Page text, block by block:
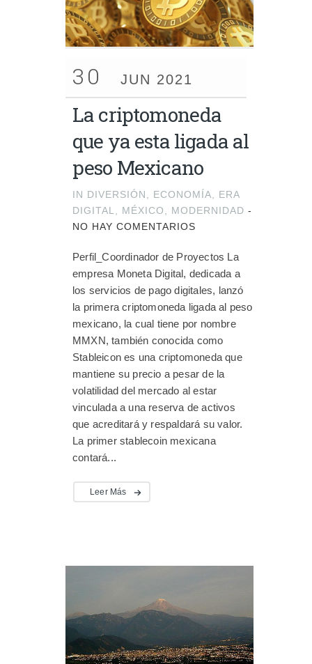
30 JUN 2021
La criptomoneda
que ya esta ligada al
peso Mexicano
IN DIVERSIÓN ECONOMÍA
ERA
DIGITAL
MÉXICO MODERNIDAD -
NO HAY COMENTARIOS
Perfil_Coordinador de Proyectos La
empresa Moneta Digital, dedicada a
los servicios de pago digitales, lanzó
la primera criptomoneda ligada al peso
mexicano, la cual tiene por nombre
MMXN, también conocida como
Stableicon es una criptomoneda que
mantiene su precio a pesar de la
volatilidad del mercado al estar
vinculada a una reserva de activos
que acreditará y respaldará su valor.
La primer stablecoin mexicana
contará...
Leer Más